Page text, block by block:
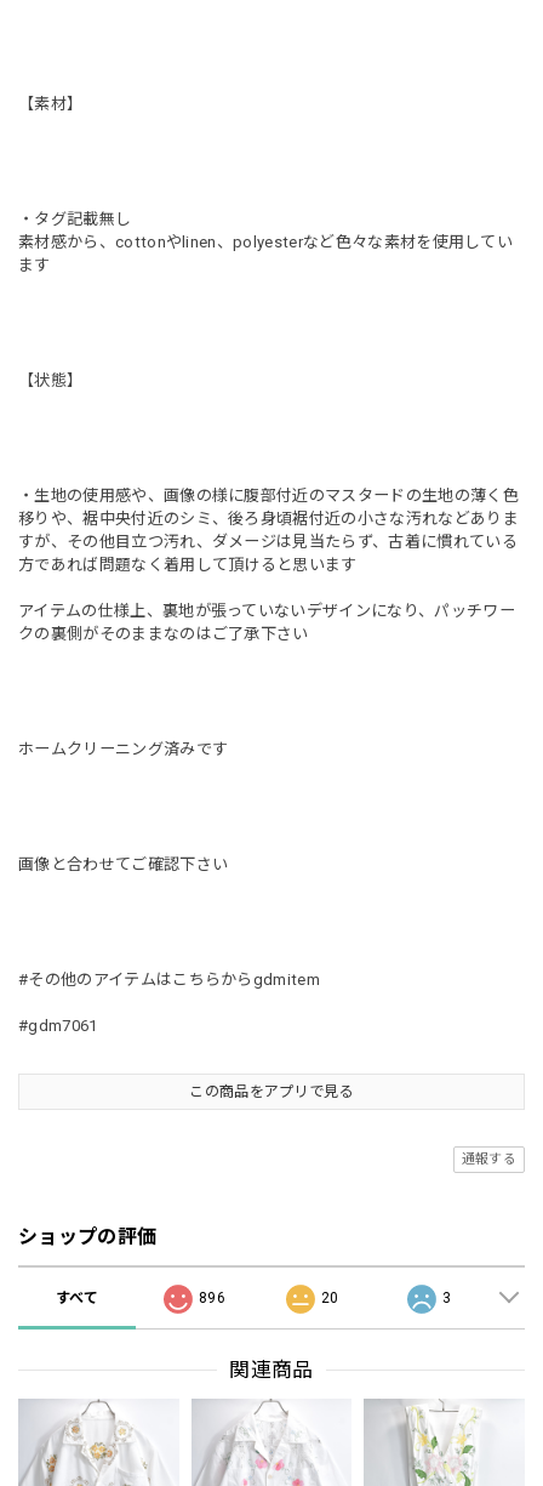
【素材】
・タグ記載無し
素材感から、cottonやlinen、polyesterなど色々な素材を使用してい
ます
【状態】
・生地の使用感や、画像の様に腹部付近のマスタードの生地の薄く色
移りや、裾中央付近のシミ、後ろ身頃裾付近の小さな汚れなどありま
すが、その他目立つ汚れ、ダメージは見当たらず、古着に慣れている
方であれば問題なく着用して頂けると思います
アイテムの仕様上、裏地が張っていないデザインになり、パッチワー
クの裏側がそのままなのはご了承下さい
ホームクリーニング済みです
画像と合わせてご確認下さい
#その他のアイテムはこちらからgdmitem
#gdm7061
この商品をアプリで見る
通報する
ショップの評価
すべて 896 20 3
関連商品